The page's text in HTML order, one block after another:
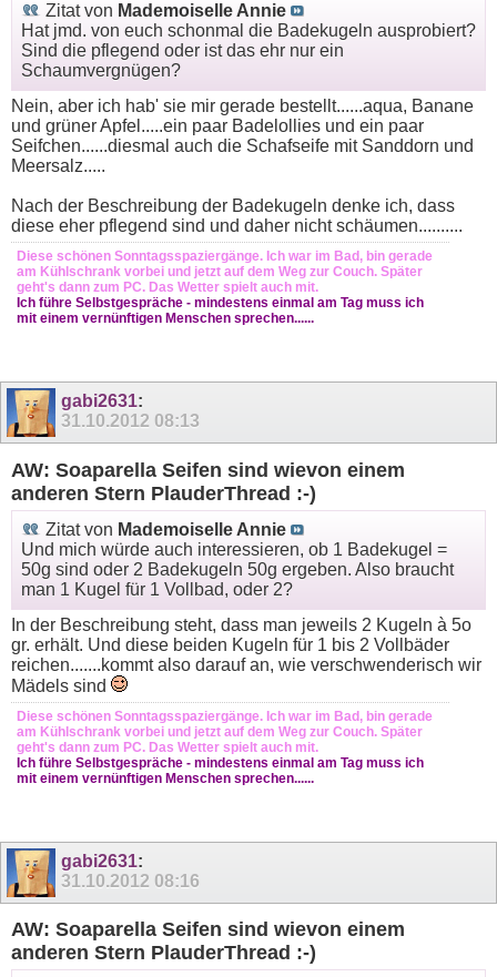
Zitat von Mademoiselle Annie
Hat jmd. von euch schonmal die Badekugeln ausprobiert?
Sind die pflegend oder ist das ehr nur ein
Schaumvergnügen?
Nein, aber ich hab' sie mir gerade bestellt......aqua, Banane
und grüner Apfel.....ein paar Badelollies und ein paar
Seifchen......diesmal auch die Schafseife mit Sanddorn und
Meersalz.....
Nach der Beschreibung der Badekugeln denke ich, dass
diese eher pflegend sind und daher nicht schäumen..........
Diese schönen Sonntagsspaziergänge. Ich war im Bad, bin gerade
am Kühlschrank vorbei und jetzt auf dem Weg zur Couch. Später
geht's dann zum PC. Das Wetter spielt auch mit.
Ich führe Selbstgespräche - mindestens einmal am Tag muss ich
mit einem vernünftigen Menschen sprechen......
gabi2631:
31.10.2012 08:13
AW: Soaparella Seifen sind wievon einem
anderen Stern PlauderThread :-)
Zitat von Mademoiselle Annie
Und mich würde auch interessieren, ob 1 Badekugel =
50g sind oder 2 Badekugeln 50g ergeben. Also braucht
man 1 Kugel für 1 Vollbad, oder 2?
In der Beschreibung steht, dass man jeweils 2 Kugeln à 5o
gr. erhält. Und diese beiden Kugeln für 1 bis 2 Vollbäder
reichen.......kommt also darauf an, wie verschwenderisch wir
Mädels sind
Diese schönen Sonntagsspaziergänge. Ich war im Bad, bin gerade
am Kühlschrank vorbei und jetzt auf dem Weg zur Couch. Später
geht's dann zum PC. Das Wetter spielt auch mit.
Ich führe Selbstgespräche - mindestens einmal am Tag muss ich
mit einem vernünftigen Menschen sprechen......
gabi2631:
31.10.2012 08:16
AW: Soaparella Seifen sind wievon einem
anderen Stern PlauderThread :-)